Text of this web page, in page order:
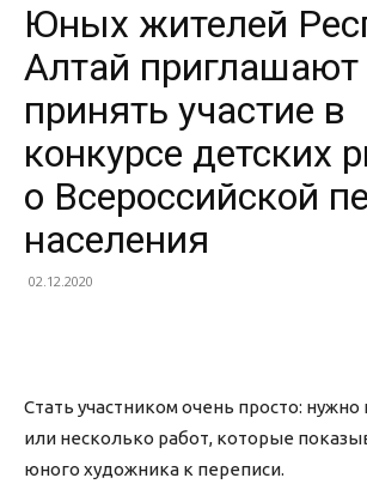
Юных жителей
Алтай приглашают
принять участие в
конкурсе детских
о Всероссийской
населения
02.12.2020
Стать участником очень просто: нужно
или несколько работ, которые
юного художника к переписи.